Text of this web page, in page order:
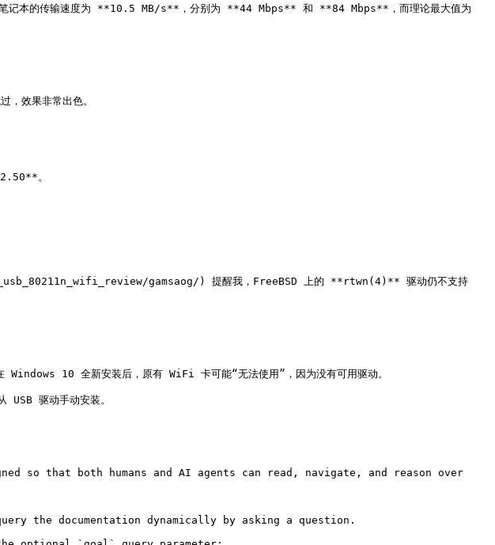
记本的传输速度为 **10.5 MB/s**，分别为 **44 Mbps** 和 **84 Mbps**，而理论最大值为
效果非常出色。
。
gamsaog/) 提醒我，FreeBSD 上的 **rtwn(4)** 驱动仍不支持
10 全新安装后，原有 WiFi 卡可能“无法使用”，因为没有可用驱动。
驱动手动安装。
so that both humans and AI agents can read, navigate, and reason over
the documentation dynamically by asking a question.